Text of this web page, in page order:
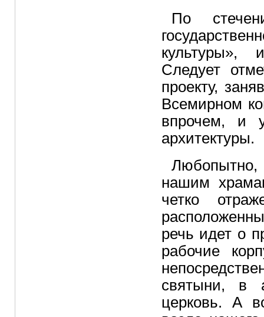
По
культуры»,
Следует
проекту,
Всемирном
впрочем, и
архитектуры.
нашим
четко
речь идет о
рабочие
святыни, в
церковь. А